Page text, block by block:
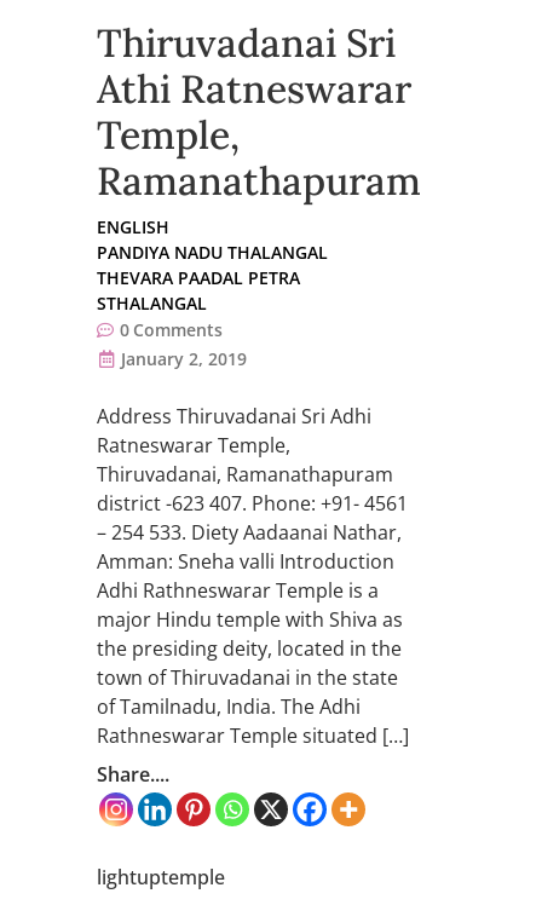
Thiruvadanai Sri
Athi Ratneswarar
Temple,
Ramanathapuram
ENGLISH
PANDIYA NADU THALANGAL
THEVARA PAADAL PETRA
STHALANGAL
0 Comments
January 2, 2019
Address Thiruvadanai Sri Adhi
Ratneswarar Temple,
Thiruvadanai, Ramanathapuram
district -623 407. Phone: +91- 4561
– 254 533. Diety Aadaanai Nathar,
Amman: Sneha valli Introduction
Adhi Rathneswarar Temple is a
major Hindu temple with Shiva as
the presiding deity, located in the
town of Thiruvadanai in the state
of Tamilnadu, India. The Adhi
Rathneswarar Temple situated […]
Share....
lightuptemple